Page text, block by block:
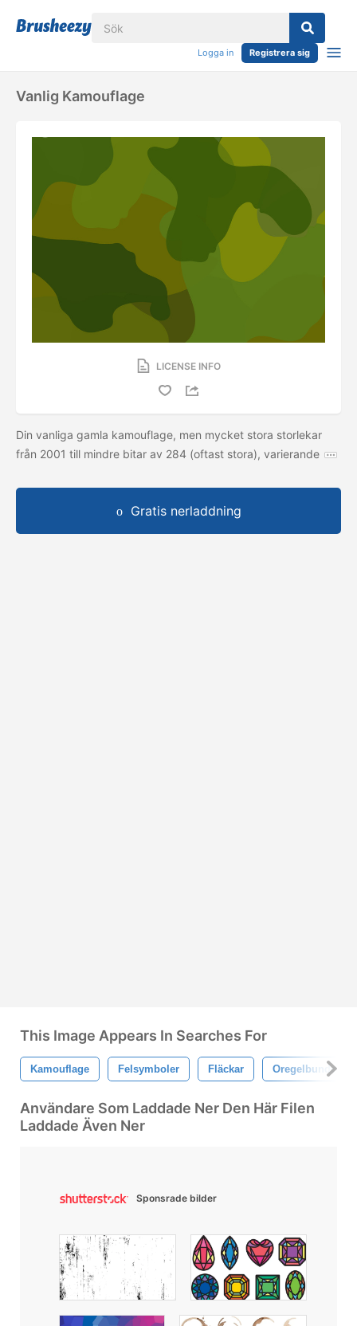
Logga in Registrera sig
Vanlig Kamouflage
LICENSE INFO
Din vanliga gamla kamouflage, men mycket stora storlekar
från 2001 till mindre bitar av 284 (oftast stora), varierande
Gratis nerladdning
This Image Appears In Searches For
Kamouflage Felsymboler Fläckar Oregelbunden
Användare Som Laddade Ner Den Här Filen
Laddade Även Ner
Sponsrade bilder